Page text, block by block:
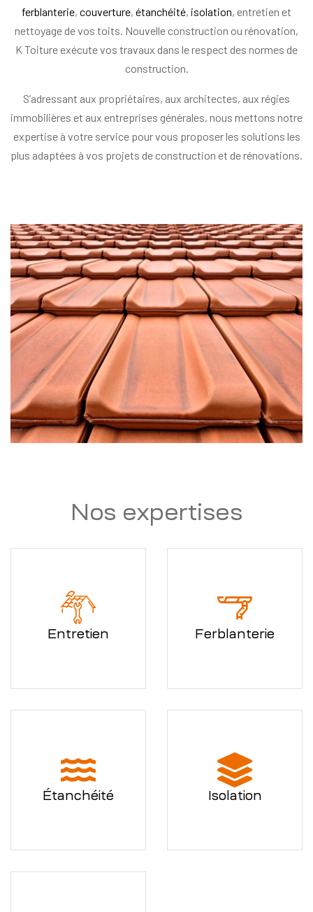
ferblanterie, couverture, étanchéité, isolation, entretien et
nettoyage de vos toits. Nouvelle construction ou rénovation,
K Toiture exécute vos travaux dans le respect des normes de
construction.
S’adressant aux propriétaires, aux architectes, aux régies
immobilières et aux entreprises générales, nous mettons notre
expertise à votre service pour vous proposer les solutions les
plus adaptées à vos projets de construction et de rénovations.
Nos expertises
Entretien Ferblanterie
Étanchéité Isolation